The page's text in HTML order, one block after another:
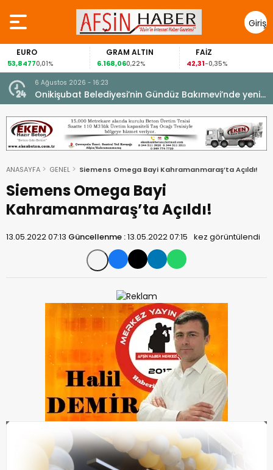
Giriş
Yap
GRAM ALTIN
6.168,06 0,22%
FAİZ
42,31 -0,35%
6 Ağustos 2026 - 16:23
Onikişubat Belediyesi’nin Gündüz Bakımevi’nde yeni
dönemin ön kayıtları başladı.
ANASAYFA GENEL Siemens Omega Bayi Kahramanmaraş’ta Açıldı!
Siemens Omega Bayi
Kahramanmaraş’ta Açıldı!
13.05.2022 07:13 Güncellenme :13.05.2022 07:15 kez görüntülendi